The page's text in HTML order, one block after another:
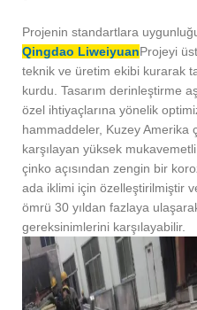
Projenin standartlara
Qingdao LiweiyuanProjeyi
teknik ve üretim ekibi kurarak
kurdu. Tasarım derinleştirme
özel ihtiyaçlarına yönelik
hammaddeler, Kuzey Amerika
karşılayan yüksek
çinko açısından zengin bir
ada iklimi için özelleştirilmiştir
ömrü 30 yıldan fazlaya
gereksinimlerini karşılayabilir.